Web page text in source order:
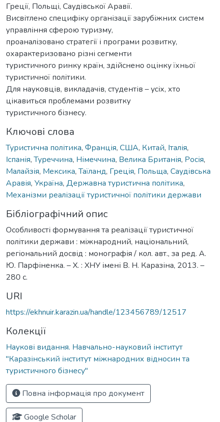
Греції, Польщі, Саудівської Аравії.
Висвітлено специфіку організації зарубіжних систем
управління сферою туризму,
проаналізовано стратегії і програми розвитку,
охарактеризовано різні сегменти
туристичного ринку країн, здійснено оцінку їхньої
туристичної політики.
Для науковців, викладачів, студентів – усіх, хто
цікавиться проблемами розвитку
туристичного бізнесу.
Ключові слова
Туристична політика, Франція, США, Китай, Італія,
Іспанія,Туреччина, Німеччина, Велика Британія, Росія,
Малайзія, Мексика,Таїланд, Греція, Польща, Саудівська
Аравія, Україна, Державна туристична політика,
Механізми реалізації туристичної політики держави
Бібліографічний опис
Особливості формування та реалізації туристичної
політики держави : міжнародний, національний,
регіональний досвід : монографія / кол. авт., за ред. А.
Ю. Парфіненка. – Х. : ХНУ імені В. Н. Каразіна, 2013. –
280 с.
URI
https://ekhnuir.karazin.ua/handle/123456789/12517
Колекції
Наукові видання. Навчально-науковий інститут
"Каразінський інститут міжнародних відносин та
туристичного бізнесу"
Повна інформація про документ
Google Scholar